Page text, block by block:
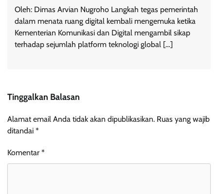
Oleh: Dimas Arvian Nugroho Langkah tegas pemerintah
dalam menata ruang digital kembali mengemuka ketika
Kementerian Komunikasi dan Digital mengambil sikap
terhadap sejumlah platform teknologi global […]
Tinggalkan Balasan
Alamat email Anda tidak akan dipublikasikan. Ruas yang wajib
ditandai *
Komentar *